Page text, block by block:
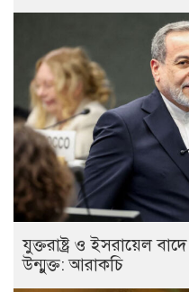
যুক্তরাষ্ট্র ও ইসরায়েল
উন্মুক্ত: আরাকচি